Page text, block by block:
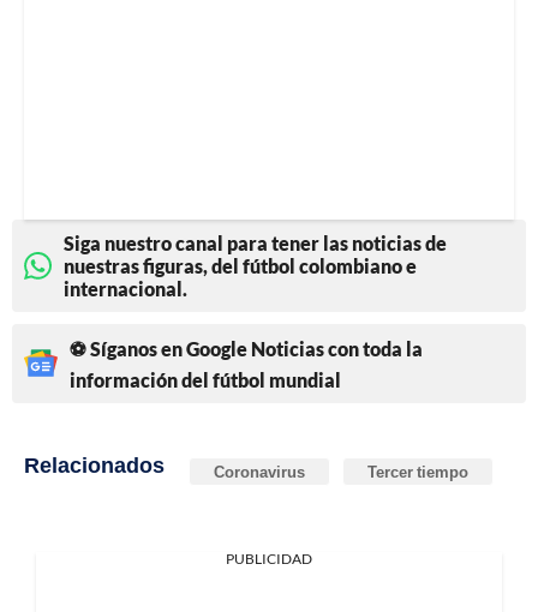
Siga nuestro canal para tener las noticias de
nuestras figuras, del fútbol colombiano e
internacional.
⚽ Síganos en Google Noticias con toda la
información del fútbol mundial
Relacionados Coronavirus Tercer tiempo
PUBLICIDAD